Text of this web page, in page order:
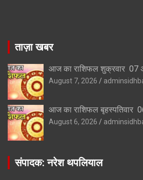
ताज़ा खबर
आज का राशिफल शुक्रवार 07
August 7, 2026
आज का राशिफल बृहस्पतिवार
August 6, 2026
संपादक: नरेश थपलियाल